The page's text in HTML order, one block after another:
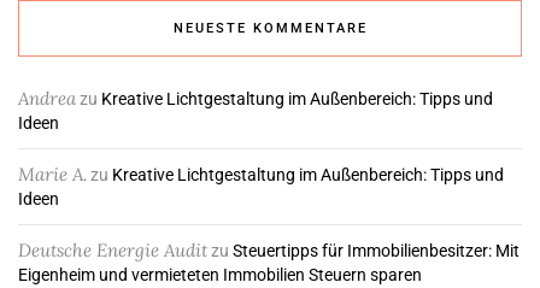
NEUESTE KOMMENTARE
Andreazu Kreative Lichtgestaltung im Außenbereich: Tipps und
Ideen
Marie A. zu Kreative Lichtgestaltung im Außenbereich: Tipps und
Ideen
Deutsche Energie Auditzu Steuertipps für Immobilienbesitzer: Mit
Eigenheim und vermieteten Immobilien Steuern sparen